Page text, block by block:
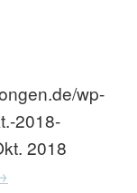
wp-
2018-
2018